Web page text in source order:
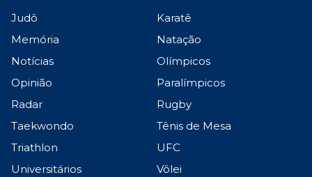
Judô
Karatê
Memória
Natação
Notícias
Olímpicos
Opinião
Paralímpicos
Radar
Rugby
Taekwondo
Tênis de Mesa
Triathlon
UFC
Universitários
Vôlei